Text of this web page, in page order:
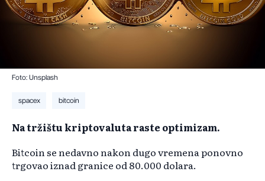
Foto: Unsplash
spacex bitcoin
Na tržištu kriptovaluta raste optimizam.
Bitcoin se nedavno nakon dugo vremena ponovno
trgovao iznad granice od 80.000 dolara.